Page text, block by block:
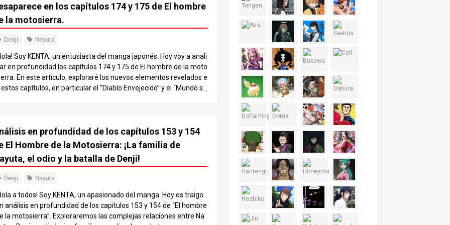
en los capítulos 174 y 175 de El hombre
la motosierra.
Denji Nayuta
Soy KENTA, un entusiasta del manga japonés. Hoy voy a anali
en profundidad los capítulos 174 y 175 de El hombre de la moto
En este artículo, exploraré los nuevos elementos revelados e
capítulos, en particular el “Diablo Envejecido” y el “Mundo si
en cuenta que este artículo contiene spoilers, así que asegúrate
ponerte al día con los últimos capítulos antes de seguir leyendo.
1. Introducción Se han publicado los últimos capítulos de El hombre
la motosierra, 174 y 175, que sumergen la historia en un territori
nuevos elementos, centrándome en el “Diablo Envejecido” y el
sin Bocas”. Como siempre, este análisis está diseñado par
ayudarte a comprender los puntos importantes de la historia, con
fáciles de entender. Atención, hay spoilers por delant
en profundidad de los capítulos 153 y 154
El Hombre de la Motosierra: ¡La familia de
el odio y la batalla de Denji!
Denji Nayuta
a todos! Soy KENTA, un apasionado del manga. Hoy os traigo
análisis en profundidad de los capítulos 153 y 154 de “El hombre
la motosierra”. Exploraremos las complejas relaciones entre Na